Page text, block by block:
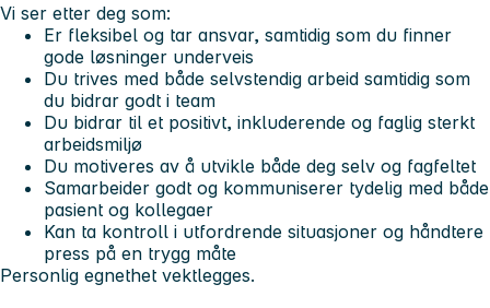
Vi ser etter deg som:
Er fleksibel og tar ansvar, samtidig som du finner
gode løsninger underveis
Du trives med både selvstendig arbeid samtidig som
du bidrar godt i team
Du bidrar til et positivt, inkluderende og faglig sterkt
arbeidsmiljø
Du motiveres av å utvikle både deg selv og fagfeltet
Samarbeider godt og kommuniserer tydelig med både
pasient og kollegaer
Kan ta kontroll i utfordrende situasjoner og håndtere
press på en trygg måte
Personlig egnethet vektlegges.